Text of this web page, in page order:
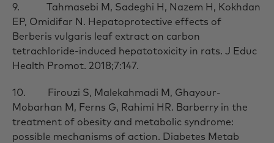
9. Tahmasebi M, Sadeghi H, Nazem H, Kokhdan
EP, Omidifar N. Hepatoprotective effects of
Berberis vulgaris leaf extract on carbon
tetrachloride-induced hepatotoxicity in rats. J Educ
Health Promot. 2018;7:147.
10. Firouzi S, Malekahmadi M, Ghayour-
Mobarhan M, Ferns G, Rahimi HR. Barberry in the
treatment of obesity and metabolic syndrome:
possible mechanisms of action. Diabetes Metab